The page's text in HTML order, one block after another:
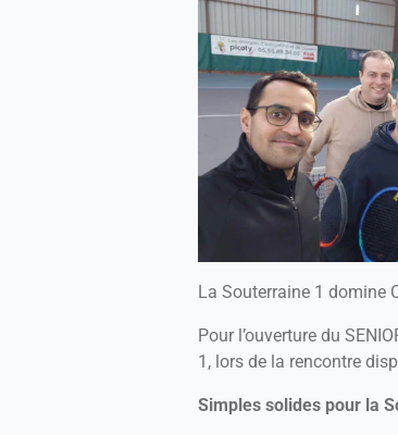
La Souterraine 1 domine
Pour l’ouverture du
1, lors de la rencontre
Simples solides pour la